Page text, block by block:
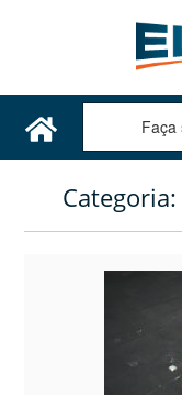
Categoria: